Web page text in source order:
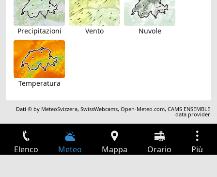
Precipitazioni Vento Nuvole
Temperatura
Dati © by MeteoSvizzera,SwissWebcams,Open-Meteo.com,CAMS ENSEMBLE
data provider
Elenco Meteo Mappa Orario Più